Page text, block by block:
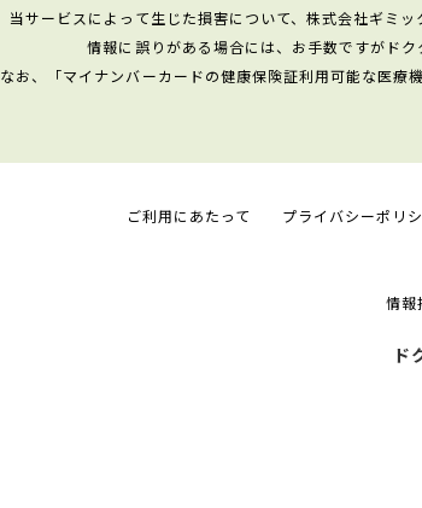
当サービスによって生じた損害について、株式会社ギミ
情報に誤りがある場合には、お手数ですがド
なお、「マイナンバーカードの健康保険証利用可能な医療
ご利用にあたって プライバシーポリ
情報
ド